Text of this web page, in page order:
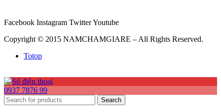
Facebook Instagram TwitterYoutube
Copyright © 2015 NAMCHAMGIARE – All Rights Reserved.
Totop
0937 7876 99
Search